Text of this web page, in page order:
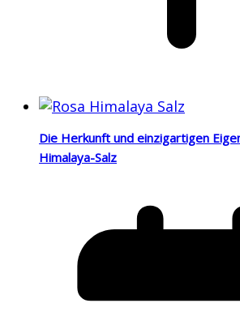
Die Herkunft und einzigartigen
Himalaya-Salz